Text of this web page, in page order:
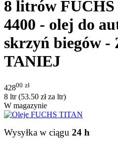
8 litrów
4400 - olej do
skrzyń biegów -
TANIEJ
42800 zł
8 ltr (53.50 złza ltr)
W magazynie
Wysyłka w ciągu 24 h